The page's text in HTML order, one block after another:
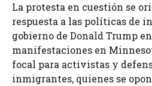
La protesta en cuestión se
respuesta a las políticas de
gobierno de Donald Trump
manifestaciones en
focal para activistas y
inmigrantes, quienes se